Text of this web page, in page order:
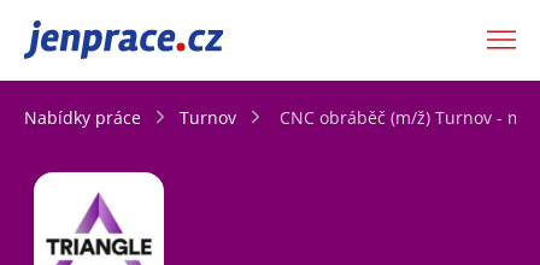
JenPráce.cz
Nabídky práce Turnov CNC obráběč (m/ž) Turnov -